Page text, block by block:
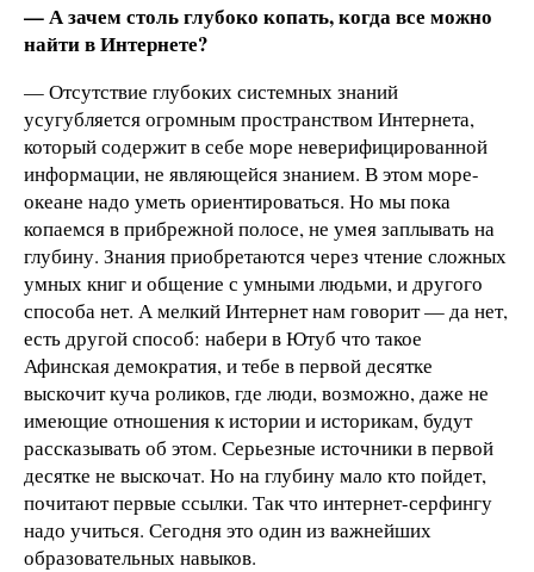
— А зачем столь глубоко копать, когда все можно
найти в Интернете?
— Отсутствие глубоких системных знаний
усугубляется огромным пространством Интернета,
который содержит в себе море неверифицированной
информации, не являющейся знанием. В этом море-
океане надо уметь ориентироваться. Но мы пока
копаемся в прибрежной полосе, не умея заплывать на
глубину. Знания приобретаются через чтение сложных
умных книг и общение с умными людьми, и другого
способа нет. А мелкий Интернет нам говорит — да нет,
есть другой способ: набери в Ютуб что такое
Афинская демократия, и тебе в первой десятке
выскочит куча роликов, где люди, возможно, даже не
имеющие отношения к истории и историкам, будут
рассказывать об этом. Серьезные источники в первой
десятке не выскочат. Но на глубину мало кто пойдет,
почитают первые ссылки. Так что интернет-серфингу
надо учиться. Сегодня это один из важнейших
образовательных навыков.